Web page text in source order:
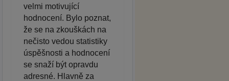
velmi motivující
hodnocení. Bylo poznat,
že se na zkouškách na
nečisto vedou statistiky
úspěšnosti a hodnocení
se snaží být opravdu
adresné. Hlavně za